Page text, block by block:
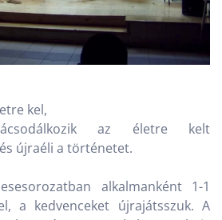
kel,
az életre kelt
újraéli a történetet.
alkalmanként 1-1
a kedvenceket újrajátsszuk. A